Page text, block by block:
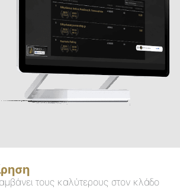
τους καλύτερους στον κλάδο